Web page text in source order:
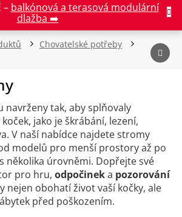
– balkónová a terasová modulární
dlažba ➡️
Chovatelské potřeby
navrženy tak, aby splňovaly
jako je škrábání, lezení,
V naší nabídce najdete stromy
modelů pro menší prostory až po
několika úrovněmi. Dopřejte své
pro hru, odpočineka pozorování
nejen obohatí život vaší kočky, ale
před poškozením.